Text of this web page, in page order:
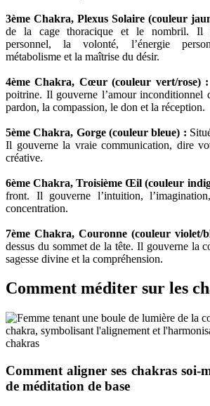
3ème Chakra, Plexus Solaire (couleur
de la cage thoracique et le nombril. Il
personnel, la volonté, l’énergie
métabolisme et la maîtrise du désir.
4ème Chakra, Cœur (couleur vert/rose) :
poitrine. Il gouverne l’amour inconditionnel
pardon, la compassion, le don et la réception.
5ème Chakra, Gorge (couleur bleue) :
Il gouverne la vraie communication, dire
créative.
6ème Chakra, Troisième Œil (couleur
front. Il gouverne l’intuition,
concentration.
7ème Chakra, Couronne (couleur violet/
dessus du sommet de la tête. Il gouverne la
sagesse divine et la compréhension.
Comment méditer sur les
Comment aligner ses chakras soi-
de méditation de base